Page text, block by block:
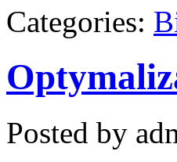
Categories:
Posted by